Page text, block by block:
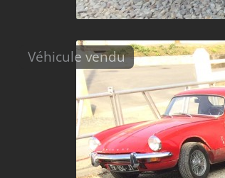
Véhicule vendu